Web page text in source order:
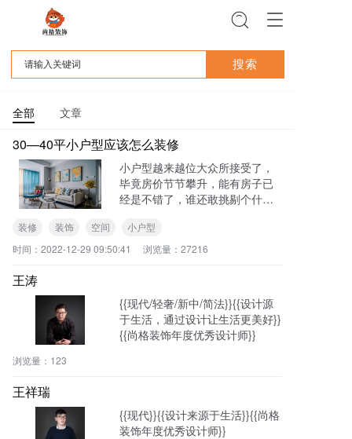
T
g
l
全部 文章
30—40平小户型应该怎么装修
小户型越来越位大众所接受了，
毕竟房价节节攀升，能有房子已
经是不错了，谁还敢挑剔个什么
使是30—40平小户型...
装修 装饰 空间
小户型
时间： 2022-12-29 09:50:41 浏览量： 27216
王涛
{{现代/轻奢/新中/简法}}{{设计源
于生活，通过设计让生活更美好}}
{{尚格装饰年度优秀设计师}}
浏览量： 123
王祥瑞
{{现代}}{{设计来源于生活}}{{尚格
装饰年度优秀设计师}}